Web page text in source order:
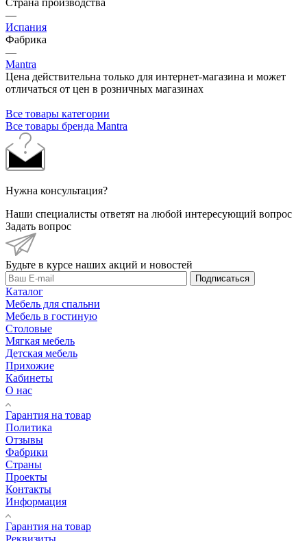
Страна производства
—
Испания
Фабрика
—
Mantra
Цена действительна только для интернет-магазина и может
отличаться от цен в розничных магазинах
Все товары категории
Все товары бренда Mantra
Нужна консультация?
Наши специалисты ответят на любой интересующий вопрос
Задать вопрос
Будьте в курсе наших акций и новостей
Подписаться
Каталог
Мебель для спальни
Мебель в гостиную
Столовые
Мягкая мебель
Детская мебель
Прихожие
Кабинеты
О нас
Гарантия на товар
Политика
Отзывы
Фабрики
Страны
Проекты
Контакты
Информация
Гарантия на товар